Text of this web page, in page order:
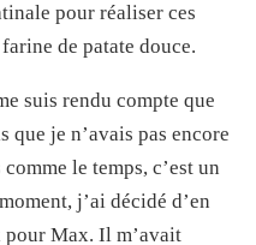
pour réaliser ces
de patate douce.
suis rendu compte que
que je n’avais pas encore
le temps, c’est un
j’ai décidé d’en
Max. Il m’avait